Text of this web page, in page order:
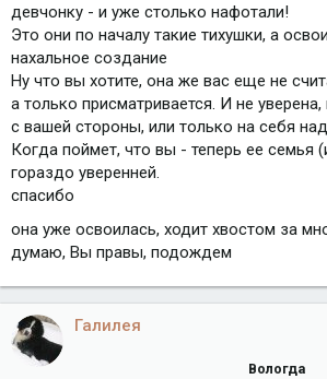
девчонку - и уже столько нафотали!
Это они по началу такие тихушки, а
нахальное создание
Ну что вы хотите, она же вас еще не
а только присматривается. И не
с вашей стороны, или только на себя
Когда поймет, что вы - теперь ее семья
гораздо уверенней.
спасибо
она уже освоилась, ходит хвостом за
думаю, Вы правы, подождем
Галилея
Вологда